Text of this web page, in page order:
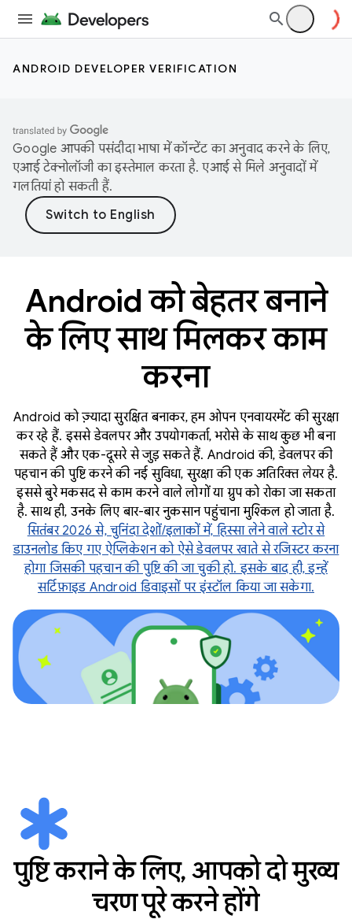
ANDROID DEVELOPER VERIFICATION
Google आपकी पसंदीदा भाषा में कॉन्टेंट का अनुवाद करने के लिए,
एआई टेक्नोलॉजी का इस्तेमाल करता है. एआई से मिले अनुवादों में
गलतियां हो सकती हैं.
Android को बेहतर बनाने
के लिए साथ मिलकर काम
करना
Android को ज़्यादा सुरक्षित बनाकर, हम ओपन एनवायरमेंट की सुरक्षा
कर रहे हैं. इससे डेवलपर और उपयोगकर्ता, भरोसे के साथ कुछ भी बना
सकते हैं और एक-दूसरे से जुड़ सकते हैं. Android की, डेवलपर की
पहचान की पुष्टि करने की नई सुविधा, सुरक्षा की एक अतिरिक्त लेयर है.
इससे बुरे मकसद से काम करने वाले लोगों या ग्रुप को रोका जा सकता
है. साथ ही, उनके लिए बार-बार नुकसान पहुंचाना मुश्किल हो जाता है.
सितंबर 2026 से, चुनिंदा देशों/इलाकों में, हिस्सा लेने वाले स्टोर से
डाउनलोड किए गए ऐप्लिकेशन को ऐसे डेवलपर खाते से रजिस्टर करना
होगा जिसकी पहचान की पुष्टि की जा चुकी हो. इसके बाद ही, इन्हें
सर्टिफ़ाइड Android डिवाइसों पर इंस्टॉल किया जा सकेगा.
पुष्टि कराने के लिए, आपको दो मुख्य
चरण पूरे करने होंगे